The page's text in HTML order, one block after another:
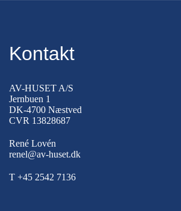
Kontakt
AV-HUSET A/S
Jernbuen 1
DK-4700 Næstved
CVR 13828687
René Lovén
renel@av-huset.dk
T +45 2542 7136